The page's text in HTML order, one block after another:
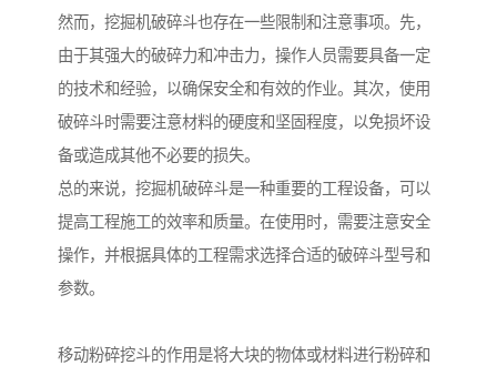
然而，挖掘机破碎斗也存在一些限制和注意事项。先，
由于其强大的破碎力和冲击力，操作人员需要具备一定
的技术和经验，以确保安全和有效的作业。其次，使用
破碎斗时需要注意材料的硬度和坚固程度，以免损坏设
备或造成其他不必要的损失。
总的来说，挖掘机破碎斗是一种重要的工程设备，可以
提高工程施工的效率和质量。在使用时，需要注意安全
操作，并根据具体的工程需求选择合适的破碎斗型号和
参数。
移动粉碎挖斗的作用是将大块的物体或材料进行粉碎和